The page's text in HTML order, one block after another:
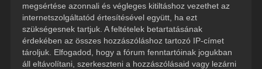
megsértése azonnali és végleges kitiltáshoz vezethet az
internetszolgáltatód értesítésével együtt, ha ezt
szükségesnek tartjuk. A feltételek betartatásának
érdekében az összes hozzászóláshoz tartozó IP-címet
tároljuk. Elfogadod, hogy a fórum fenntartóinak jogukban
áll eltávolítani, szerkeszteni a hozzászólásaid vagy lezárni